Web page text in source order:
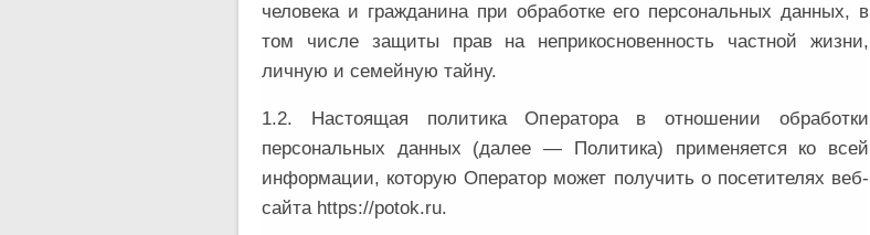
человека и гражданина при обработке его персональных данных, в
том числе защиты прав на неприкосновенность частной жизни,
личную и семейную тайну.
1.2. Настоящая политика Оператора в отношении обработки
персональных данных (далее — Политика) применяется ко всей
информации, которую Оператор может получить о посетителях веб-
сайта https://potok.ru.